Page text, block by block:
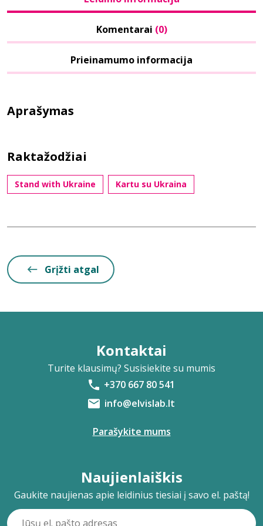
Komentarai (0)
Prieinamumo informacija
Aprašymas
Raktažodžiai
Stand with Ukraine Kartu su Ukraina
Grįžti atgal
Kontaktai
Turite klausimų? Susisiekite su mumis
+370 667 80 541
info@elvislab.lt
Parašykite mums
Naujienlaiškis
Gaukite naujienas apie leidinius tiesiai į savo el. paštą!